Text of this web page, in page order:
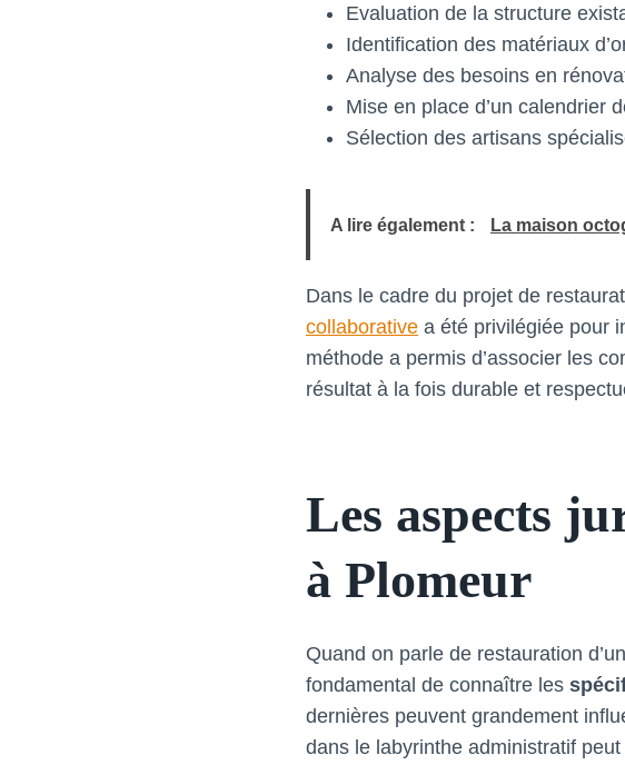
Evaluation de la structure
Identification des matériaux
Analyse des besoins en
Mise en place d’un calendrier
Sélection des artisans
A lire également : La maison
Dans le cadre du projet de
collaborative a été privilégiée pour
méthode a permis d’associer les
résultat à la fois durable et
Les aspects
à Plomeur
Quand on parle de restauration
fondamental de connaître les
dernières peuvent grandement
dans le labyrinthe administratif